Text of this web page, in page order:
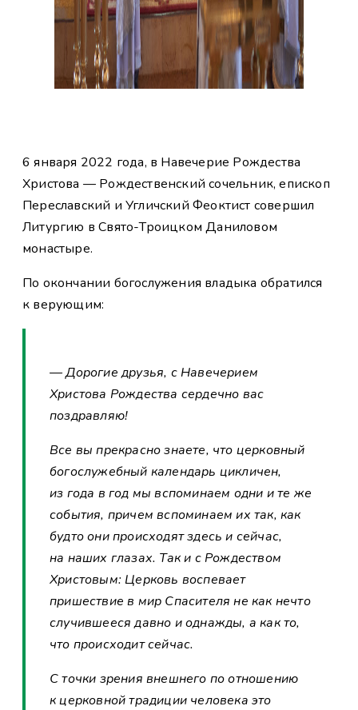
6 января 2022 года, в Навечерие Рождества
Христова — Рождественский сочельник, епископ
Переславский и Угличский Феоктист совершил
Литургию в Свято-Троицком Даниловом
монастыре.
По окончании богослужения владыка обратился
к верующим:
— Дорогие друзья, с Навечерием
Христова Рождества сердечно вас
поздравляю!
Все вы прекрасно знаете, что церковный
богослужебный календарь цикличен,
из года в год мы вспоминаем одни и те же
события, причем вспоминаем их так, как
будто они происходят здесь и сейчас,
на наших глазах. Так и с Рождеством
Христовым: Церковь воспевает
пришествие в мир Спасителя не как нечто
случившееся давно и однажды, а как то,
что происходит сейчас.
С точки зрения внешнего по отношению
к церковной традиции человека это